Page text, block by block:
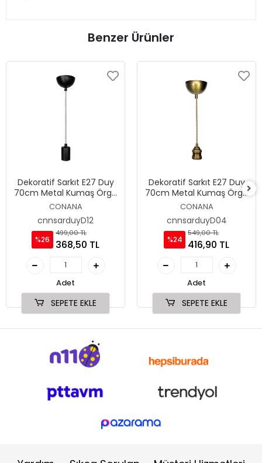
Benzer Ürünler
Dekoratif Sarkıt E27 Duy
70cm Metal Kumaş Örgü
Zigzag Kablo Siyah D12
CONANA
cnnsarduyD12
%26
499,00 TL
368,50 TL
Adet
SEPETE EKLE
Dekoratif Sarkıt E27 Duy
70cm Metal Kumaş Örgü
Zigzag Kablo Eskitme D04
CONANA
cnnsarduyD04
%24
549,00 TL
416,90 TL
Adet
SEPETE EKLE